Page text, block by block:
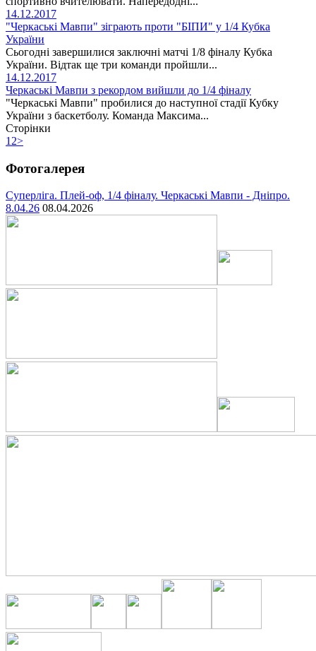
14.12.2017
"Черкаські Мавпи" зіграють проти "БІПИ" у 1/4 Кубка
України
Сьогодні завершилися заключні матчі 1/8 фіналу Кубка
України. Відтак ще три команди пройшли...
14.12.2017
Черкаські Мавпи з рекордом вийшли до 1/4 фіналу
"Черкаські Мавпи" пробилися до наступної стадії Кубку
України з баскетболу. Команда Максима...
Сторінки
1 2>
Фотогалерея
Суперліга. Плей-оф, 1/4 фіналу. Черкаські Мавпи - Дніпро.
8.04.26 08.04.2026